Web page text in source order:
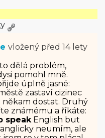
vložený před 14 lety
dělá problém,
pomohl mně.
úplně jasné:
zastaví cizinec
někam dostat. Druhý
známému a říkáte:
speakEnglish but
neumím, ale